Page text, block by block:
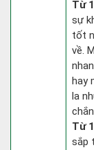
Từ
sự
tốt
về.
hay
la
Từ
sắp